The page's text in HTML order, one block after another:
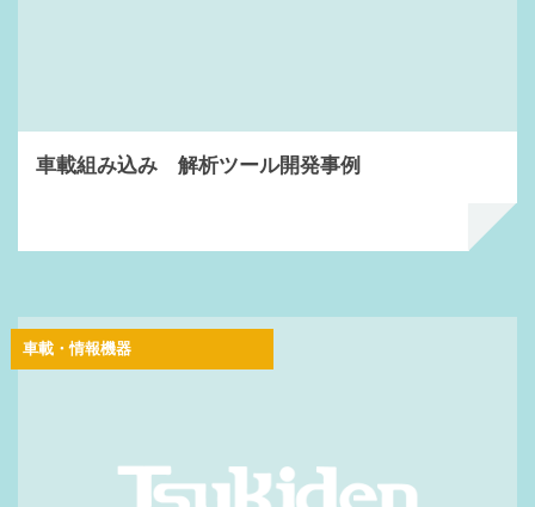
車載組み込み 解析ツール開発事例
車載・情報機器